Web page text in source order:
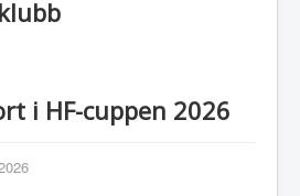
i HF-cuppen 2026